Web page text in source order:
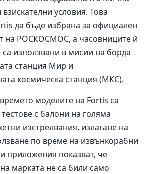
условия. Това
да бъде избрана за официален
на РОСКОСМОС, а часовниците ѝ
са използвани в мисии на борда
станция Мир и
космическа станция (МКС).
моделите на Fortis са
с балони на голяма
изстрелвания, излагане на
по време на извънкорабни
приложения показват, че
марката не са били само